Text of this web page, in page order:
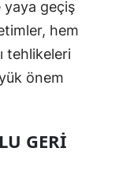
Samsun
Siirt
yaya geçiş
hem
tehlikeleri
önem
GERI